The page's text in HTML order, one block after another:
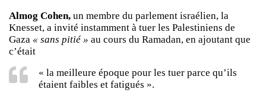
Almog Cohen, un membre du parlement israélien, la
Knesset, a invité instamment à tuer les Palestiniens de
Gaza « sans pitié » au cours du Ramadan, en ajoutant que
c’était
« la meilleure époque pour les tuer parce qu’ils
étaient faibles et fatigués ».